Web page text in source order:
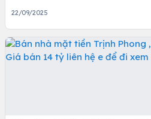
22/09/2025